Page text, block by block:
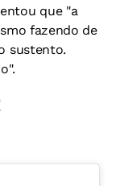
que "a
fazendo de
sustento.